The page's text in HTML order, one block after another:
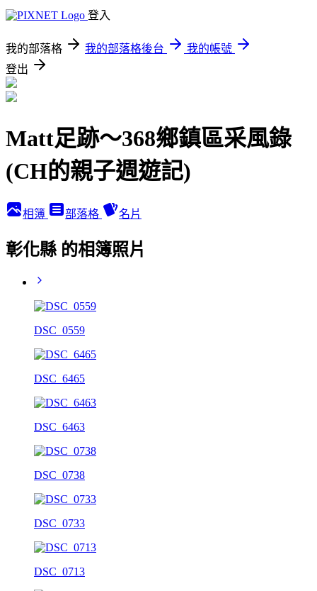
登入
我的部落格 我的部落格後台
我的帳號
登出
Matt足跡～368鄉鎮區采風錄
(CH的親子週遊記)
相簿 部落格 名片
彰化縣 的相簿照片
DSC_0559
DSC_6465
DSC_6463
DSC_0738
DSC_0733
DSC_0713